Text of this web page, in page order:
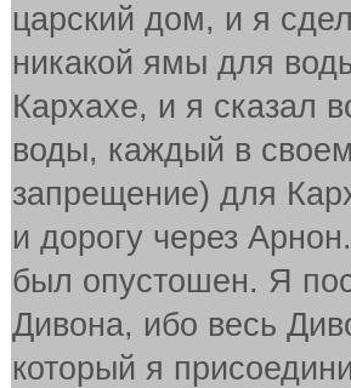
царский дом, и я
никакой ямы для
Кархахе, и я сказал
воды, каждый в
запрещение) для
и дорогу через
был опустошен. Я
Дивона, ибо весь
который я